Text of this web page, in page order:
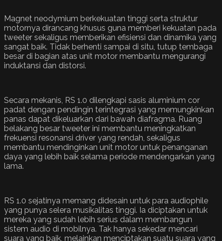
Magnet neodymium berkekuatan tinggi serta struktur
motornya dirancang khusus guna memberi kekuatan pada
tweeter sekaligus memberikan efisiensi dan dinamika yang
sangat baik. Tidak berhenti sampai di situ, tutup tembaga
besar di bagian atas unit motor membantu mengurangi
induktansi dan distorsi.
Secara mekanis, RS 1.0 dilengkapi sasis aluminium cor
padat dengan pendingin terintegrasi yang memungkinkan
panas dapat dikeluarkan dari bawah diafragma. Ruang
belakang besar tweeter ini membantu meningkatkan
frekuensi resonansi driver yang rendah, sekaligus
membantu mendinginkan unit motor untuk penanganan
daya yang lebih baik selama periode mendengarkan yang
lama.
RS 1.0 sejatinya memang didesain untuk para audiophile
yang punya selera musikalitas tinggi. Ia diciptakan untuk
mereka yang sudah lebih serius dalam membangun
sistem audio di mobilnya. Tak hanya sekedar mencari
suara yang baik, melainkan menciptakan suatu suara yang